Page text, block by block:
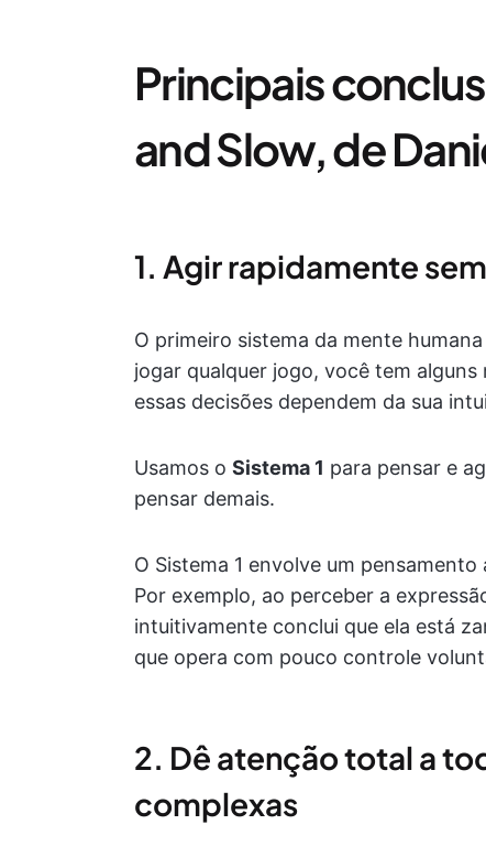
Principais
and Slow, de
1. Agir rapidamente
O primeiro sistema da mente
jogar qualquer jogo, você tem
essas decisões dependem da sua
Usamos o Sistema 1 para pensar e
pensar demais.
O Sistema 1 envolve um
Por exemplo, ao perceber a
intuitivamente conclui que ela está
que opera com pouco controle
2. Dê atenção total a
complexas